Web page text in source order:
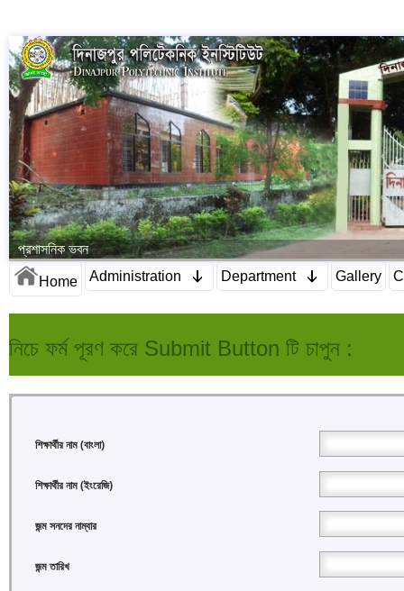
প্রশাসনিক ভবন
Home Administration Department Gallery
নিচে ফর্ম পূরণ করে Submit Button টি চাপুন :
শিক্ষার্থীর নাম (বাংলা)
শিক্ষার্থীর নাম (ইংরেজি)
জন্ম সনদের নাম্বার
জন্ম তারিখ